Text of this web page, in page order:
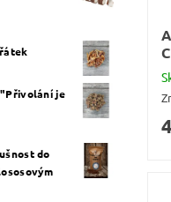
je
do